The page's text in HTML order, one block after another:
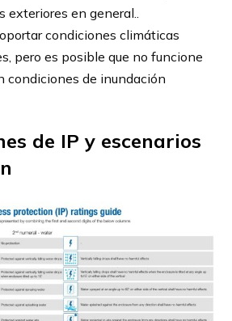
exteriores en general..
condiciones climáticas
pero es posible que no funcione
condiciones de inundación
de IP y escenarios